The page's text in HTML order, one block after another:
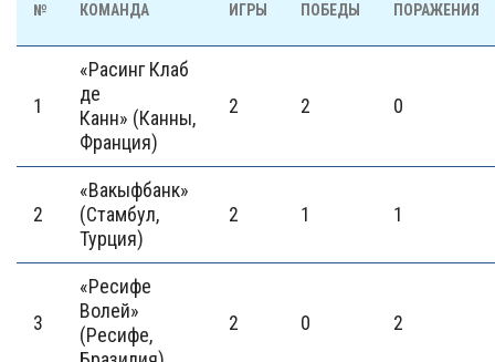
№ КОМАНДА ИГРЫ ПОБЕДЫ ПОРАЖЕНИЯ
1
«Расинг Клаб
де
Канн» (Канны,
Франция)
2 2 0
2
«Вакыфбанк»
(Стамбул,
Турция)
2 1 1
3
«Ресифе
Волей»
(Ресифе,
2 0 2